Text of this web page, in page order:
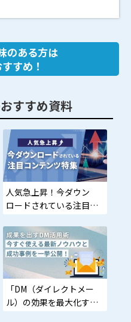
のある方は
すめ！
すすめ資料
人気急上昇！今ダウン
ロードされている注目コ
「DM（ダイレクトメー
ル）の効果を最大化する